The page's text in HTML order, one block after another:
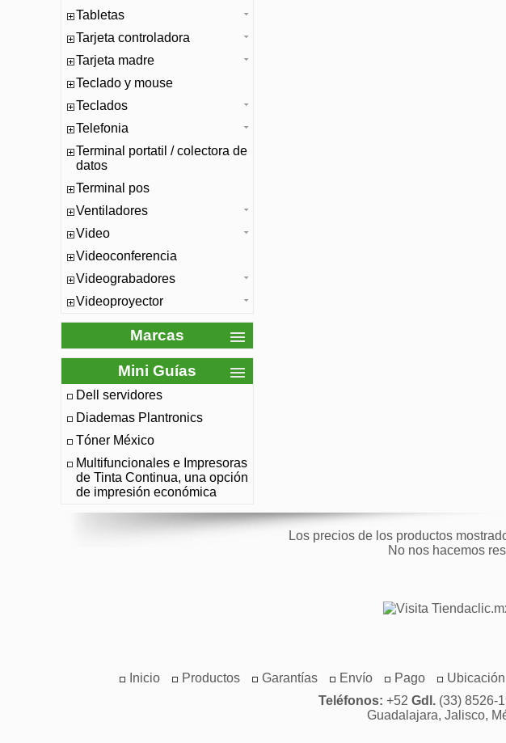
Tabletas
Tarjeta controladora
Tarjeta madre
Teclado y mouse
Teclados
Telefonia
Terminal portatil / colectora de
datos
Terminal pos
Ventiladores
Video
Videoconferencia
Videograbadores
Videoproyector
Marcas
Mini Guías
Dell servidores
Diademas Plantronics
Tóner México
Multifuncionales e Impresoras
de Tinta Continua, una opción
de impresión económica
Los precios de los productos
No nos hacemos
Inicio Productos Garantías Envío Pago Ubicación
Teléfonos: +52 Gdl.(33) 8526-
Guadalajara, Jalisco,